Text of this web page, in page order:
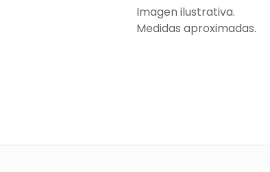
Imagen ilustrativa.
Medidas aproximadas.